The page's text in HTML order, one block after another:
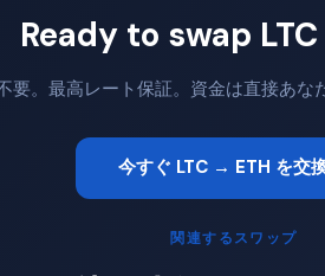
Ready to swap
要。最高レート保証。資金は直接あな
今すぐ LTC → ETH を交
関連するスワップ